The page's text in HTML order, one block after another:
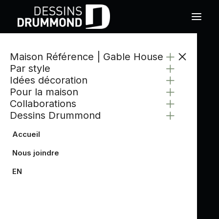
Maison Référence | Gable House
Par style
Idées décoration
Pour la maison
Collaborations
Dessins Drummond
Accueil
Nous joindre
EN